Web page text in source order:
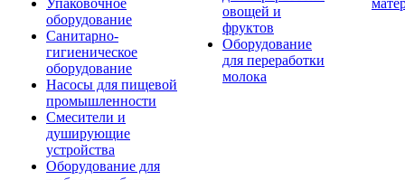
Упаковочное
оборудование
Санитарно-
гигиеническое
оборудование
Насосы для пищевой
промышленности
Смесители и
душирующие
устройства
Оборудование для
овощей и
фруктов
Оборудование
для переработки
молока